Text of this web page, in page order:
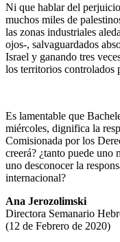
Ni que hablar del
muchos miles de
las zonas industriales
ojos-, salvaguardados
Israel y ganando tres
los territorios controlados
Es lamentable que
miércoles, dignifica la
Comisionada por los
creerá? ¿tanto puede uno
uno desconocer la
internacional?
Ana Jerozolimski
Directora Semanario
(12 de Febrero de 2020)